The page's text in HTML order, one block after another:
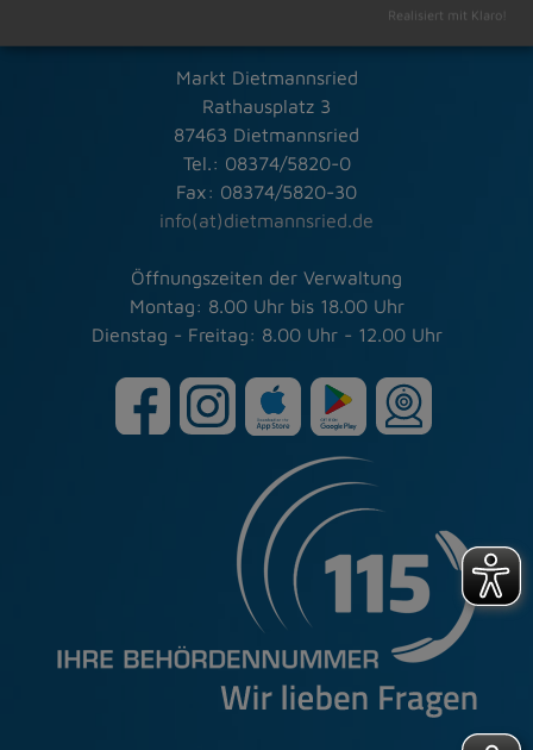
Schneller Kontakt bei allen Fragen
Markt Dietmannsried
Rathausplatz 3
87463 Dietmannsried
Tel.: 08374/5820-0
Fax: 08374/5820-30
info(at)dietmannsried.de
Öffnungszeiten der Verwaltung
Montag: 8.00 Uhr bis 18.00 Uhr
Dienstag - Freitag: 8.00 Uhr - 12.00 Uhr
Realisiert mit Klaro!